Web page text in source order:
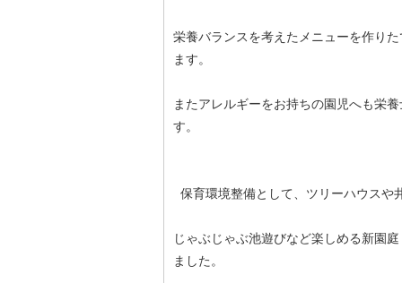
栄養バランスを考えたメニューを作り
ます。
またアレルギーをお持ちの園児へも栄
す。
保育環境整備として、ツリーハウスや
じゃぶじゃぶ池遊びなど楽しめる新園
ました。